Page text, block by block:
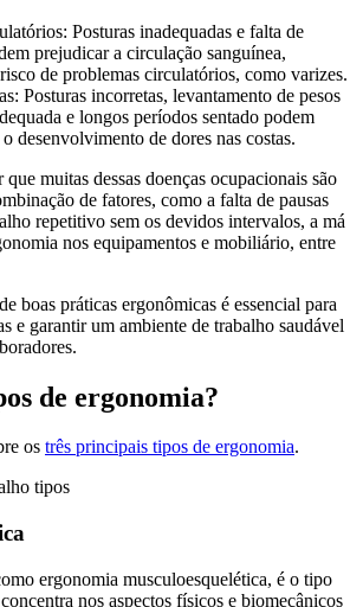
Posturas inadequadas e falta de
prejudicar a circulação sanguínea,
de problemas circulatórios, como varizes.
Posturas incorretas, levantamento de pesos
e longos períodos sentado podem
desenvolvimento de dores nas costas.
muitas dessas doenças ocupacionais são
de fatores, como a falta de pausas
repetitivo sem os devidos intervalos, a má
nos equipamentos e mobiliário, entre
boas práticas ergonômicas é essencial para
e garantir um ambiente de trabalho saudável
de ergonomia?
os três principais tipos de ergonomia.
ergonomia musculoesquelética, é o tipo
nos aspectos físicos e biomecânicos